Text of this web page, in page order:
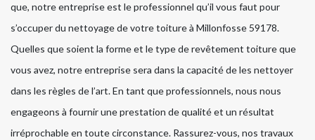
que, notre entreprise est le professionnel qu’il vous faut pour
s’occuper du nettoyage de votre toiture à Millonfosse 59178.
Quelles que soient la forme et le type de revêtement toiture que
vous avez, notre entreprise sera dans la capacité de les nettoyer
dans les règles de l’art. En tant que professionnels, nous nous
engageons à fournir une prestation de qualité et un résultat
irréprochable en toute circonstance. Rassurez-vous, nos travaux